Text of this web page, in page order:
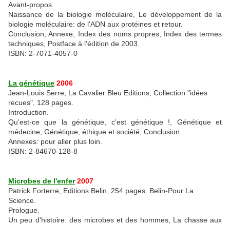
Avant-propos.
Naissance de la biologie moléculaire, Le développement de la
biologie moléculaire: de l'ADN aux protéines et retour.
Conclusion, Annexe, Index des noms propres, Index des termes
techniques, Postface à l'édition de 2003.
ISBN: 2-7071-4057-0
La génétique 2006
Jean-Louis Serre, La Cavalier Bleu Editions, Collection "idées
recues", 128 pages.
Introduction.
Qu'est-ce que la génétique, c'est génétique !, Génétique et
médecine, Génétique, éthique et société, Conclusion.
Annexes: pour aller plus loin.
ISBN: 2-84670-128-8
Microbes de l'enfer 2007
Patrick Forterre, Editions Belin, 254 pages. Belin-Pour La
Science.
Prologue.
Un peu d'histoire: des microbes et des hommes, La chasse aux